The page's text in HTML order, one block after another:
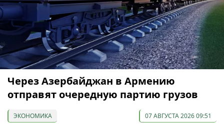
Через Азербайджан в Армению
отправят очередную партию грузов
ЭКОНОМИКА 07 АВГУСТА 2026 09:51